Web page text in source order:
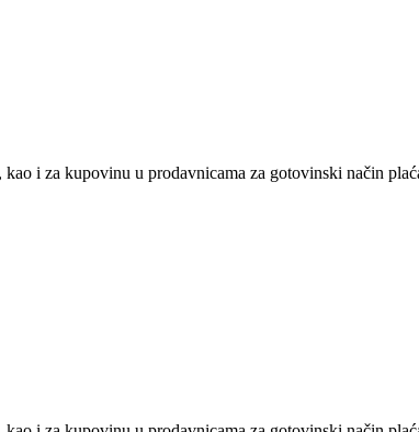
i za kupovinu u prodavnicama za gotovinski način